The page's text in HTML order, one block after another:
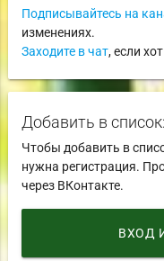
Подписывайтесь на
изменениях.
Заходите в чат, если
Добавить в список:
Чтобы добавить в
нужна регистрация.
через ВКонтакте.
ВХОД